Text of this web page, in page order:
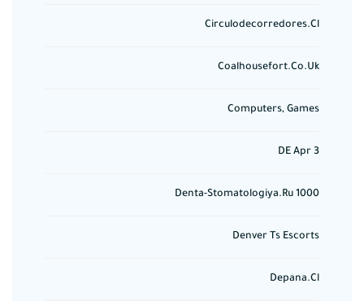
Circulodecorredores.cl
Coalhousefort.co.uk
Computers, Games
DE Apr 3
Denta-Stomatologiya.ru 1000
Denver Ts Escorts
Depana.cl